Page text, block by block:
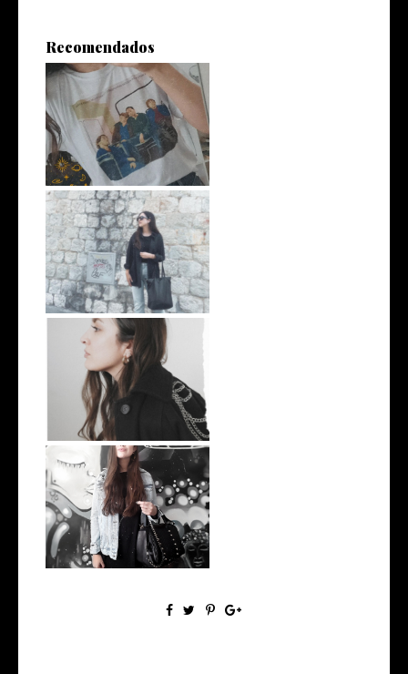
Recomendados
Unas vacaciones raras
Superando todo menos
Tumblr
Nuevo Tesoro de Verde
Recicla
Un outfit, una página